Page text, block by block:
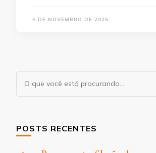
5 DE NOVEMBRO DE 2025
Procurando
POSTS RECENTES